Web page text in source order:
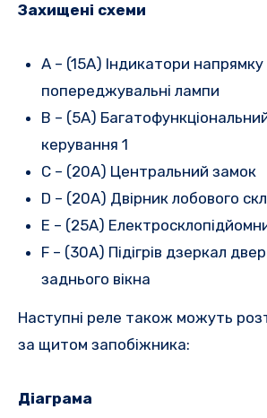
Захищені схеми
A – (15A) Індикатори
попереджувальні лампи
B – (5A)
керування 1
C – (20A) Центральний замок
D – (20A) Двірник лобового
E – (25A)
F – (30A) Підігрів дзеркал
заднього вікна
Наступні реле також можуть
за щитом запобіжника:
Діаграма